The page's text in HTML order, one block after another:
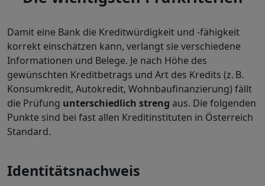
Damit eine Bank die Kreditwürdigkeit und -fähigkeit
korrekt einschätzen kann, verlangt sie verschiedene
Informationen und Belege. Je nach Höhe des
gewünschten Kreditbetrags und Art des Kredits (z. B.
Konsumkredit, Autokredit, Wohnbaufinanzierung) fällt
die Prüfung unterschiedlich streng aus. Die folgenden
Punkte sind bei fast allen Kreditinstituten in Österreich
Standard.
Identitätsnachweis